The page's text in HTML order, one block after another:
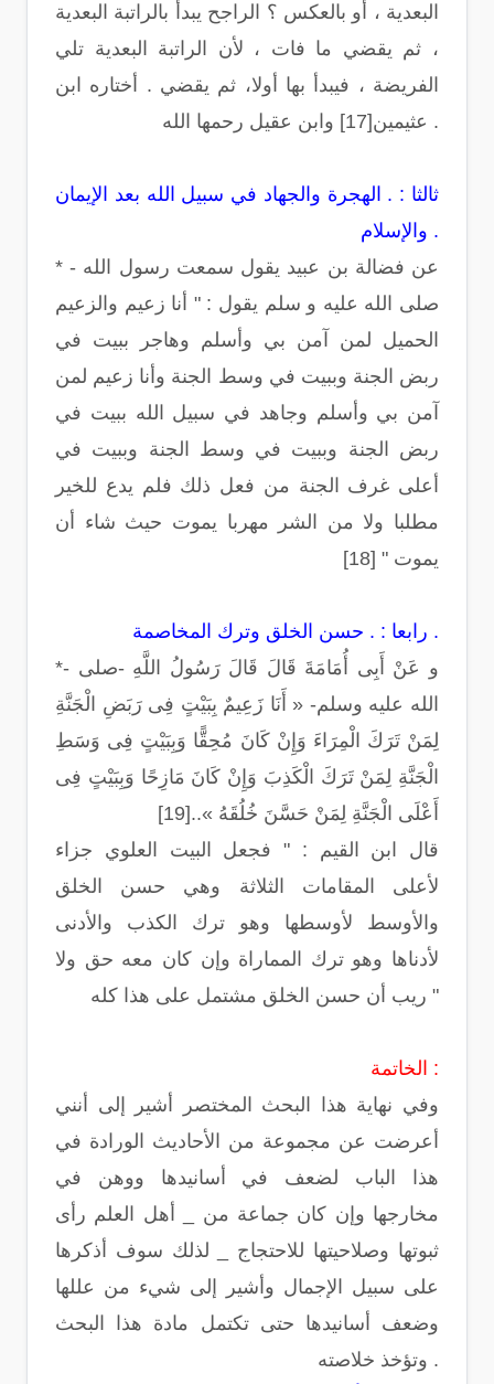
البعدية ، أو بالعكس ؟ الراجح يبدأ بالراتبة البعدية
، ثم يقضي ما فات ، لأن الراتبة البعدية تلي
الفريضة ، فيبدأ بها أولا، ثم يقضي . أختاره ابن
عثيمين[17] وابن عقيل رحمها الله .
ثالثا : . الهجرة والجهاد في سبيل الله بعد الإيمان
والإسلام .
* - عن فضالة بن عبيد يقول سمعت رسول الله
صلى الله عليه و سلم يقول : " أنا زعيم والزعيم
الحميل لمن آمن بي وأسلم وهاجر ببيت في
ربض الجنة وببيت في وسط الجنة وأنا زعيم لمن
آمن بي وأسلم وجاهد في سبيل الله ببيت في
ربض الجنة وببيت في وسط الجنة وببيت في
أعلى غرف الجنة من فعل ذلك فلم يدع للخير
مطلبا ولا من الشر مهربا يموت حيث شاء أن
يموت " [18]
رابعا : . حسن الخلق وترك المخاصمة .
*- و عَنْ أَبِى أُمَامَةَ قَالَ قَالَ رَسُولُ اللَّهِ -صلى
الله عليه وسلم- « أَنَا زَعِيمٌ بِبَيْتٍ فِى رَبَضِ الْجَنَّةِ
لِمَنْ تَرَكَ الْمِرَاءَ وَإِنْ كَانَ مُحِقًّا وَبِبَيْتٍ فِى وَسَطِ
الْجَنَّةِ لِمَنْ تَرَكَ الْكَذِبَ وَإِنْ كَانَ مَازِحًا وَبِبَيْتٍ فِى
أَعْلَى الْجَنَّةِ لِمَنْ حَسَّنَ خُلُقَهُ »..[19]
قال ابن القيم : " فجعل البيت العلوي جزاء
لأعلى المقامات الثلاثة وهي حسن الخلق
والأوسط لأوسطها وهو ترك الكذب والأدنى
لأدناها وهو ترك المماراة وإن كان معه حق ولا
ريب أن حسن الخلق مشتمل على هذا كله "
الخاتمة :
وفي نهاية هذا البحث المختصر أشير إلى أنني
أعرضت عن مجموعة من الأحاديث الورادة في
هذا الباب لضعف في أسانيدها ووهن في
مخارجها وإن كان جماعة من _ أهل العلم رأى
ثبوتها وصلاحيتها للاحتجاج _ لذلك سوف أذكرها
على سبيل الإجمال وأشير إلى شيء من عللها
وضعف أسانيدها حتى تكتمل مادة هذا البحث
وتؤخذ خلاصته .